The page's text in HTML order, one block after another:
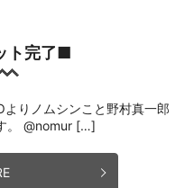
ト完了■
りノムシンこと野村真一郎
。 @nomur […]